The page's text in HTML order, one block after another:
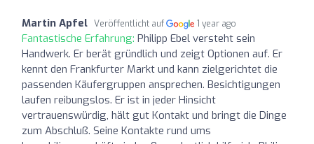
Martin Apfel Veröffentlicht auf 1 year ago
Fantastische Erfahrung: Philipp Ebel versteht sein
Handwerk. Er berät gründlich und zeigt Optionen auf. Er
kennt den Frankfurter Markt und kann zielgerichtet die
passenden Käufergruppen ansprechen. Besichtigungen
laufen reibungslos. Er ist in jeder Hinsicht
vertrauenswürdig, hält gut Kontakt und bringt die Dinge
zum Abschluß. Seine Kontakte rund ums